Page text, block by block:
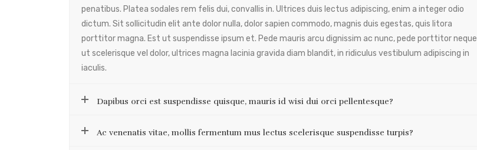
penatibus. Platea sodales rem felis dui, convallis in. Ultrices duis lectus adipiscing, enim a integer odio
dictum. Sit sollicitudin elit ante dolor nulla, dolor sapien commodo, magnis duis egestas, quis litora
porttitor magna. Est ut suspendisse ipsum et. Pede mauris arcu dignissim ac nunc, pede porttitor neque
ut scelerisque vel dolor, ultrices magna lacinia gravida diam blandit, in ridiculus vestibulum adipiscing in
iaculis.
Dapibus orci est suspendisse quisque, mauris id wisi dui orci pellentesque?
Ac venenatis vitae, mollis fermentum mus lectus scelerisque suspendisse turpis?